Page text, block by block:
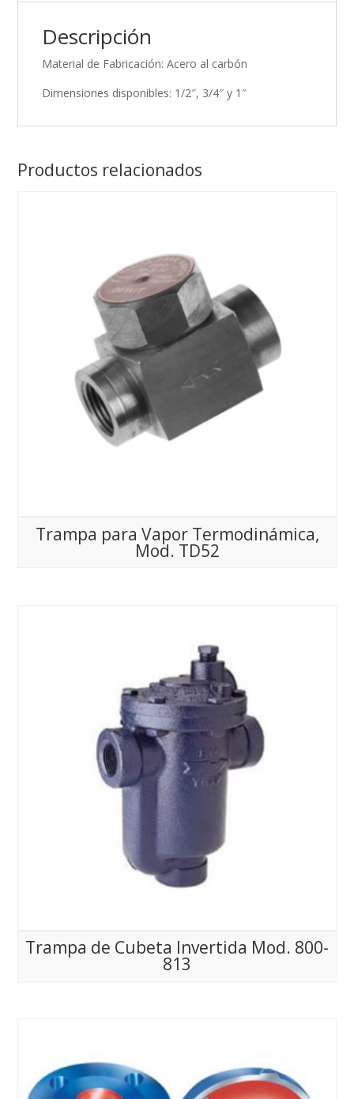
Descripción
Material de Fabricación: Acero al carbón
Dimensiones disponibles: 1/2″, 3/4″ y 1″
Productos relacionados
Trampa para Vapor Termodinámica,
Mod. TD52
Trampa de Cubeta Invertida Mod. 800-
813